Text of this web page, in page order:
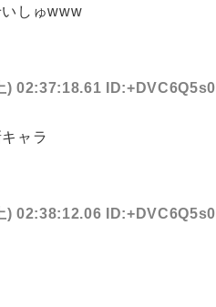
しゅwww
) 02:37:18.61 ID:+DVC6Q5s0
ャラ
) 02:38:12.06 ID:+DVC6Q5s0